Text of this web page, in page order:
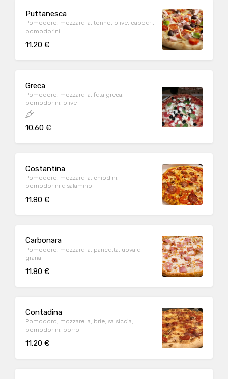
Puttanesca
Pomodoro, mozzarella, tonno, olive, capperi,
pomodorini
11.20 €
Greca
Pomodoro, mozzarella, feta greca,
pomodorini, olive
10.60 €
Costantina
Pomodoro, mozzarella, chiodini,
pomodorini e salamino
11.80 €
Carbonara
Pomodoro, mozzarella, pancetta, uova e
grana
11.80 €
Contadina
Pomodoro, mozzarella, brie, salsiccia,
pomodorini, porro
11.20 €